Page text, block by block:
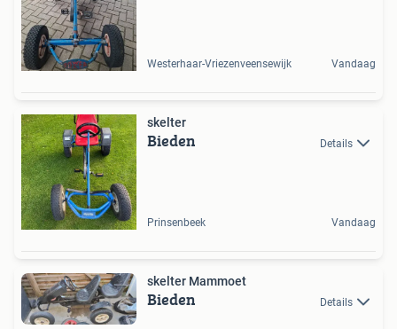
Westerhaar-Vriezenveensewijk Vandaag
skelter
Bieden Details
Prinsenbeek Vandaag
skelter Mammoet
Bieden Details